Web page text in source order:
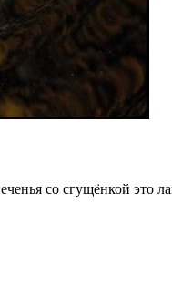
со сгущёнкой это